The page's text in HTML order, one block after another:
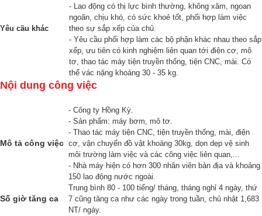
Yêu cầu khác
- Lao động có thị lực bình thường, không xăm, ngoan
ngoãn, chịu khó, có sức khoẻ tốt, phối hợp làm việc
theo sự sắp xếp của chủ.
- Yêu cầu phối hợp làm các bộ phận khác nhau theo sắp
xếp, ưu tiên có kinh nghiệm liên quan tới điện cơ, mô
tơ, thao tác máy tiện truyền thống, tiện CNC, mài. Có
thể vác nặng khoảng 30 - 35 kg.
Nội dung công việc
Mô tả công việc
- Công ty Hồng Kỳ.
- Sản phẩm: máy bơm, mô tơ.
- Thao tác máy tiện CNC, tiện truyền thống, mài, điện
cơ, vận chuyển đồ vật khoảng 30kg, dọn dẹp vệ sinh
môi trường làm việc và các công việc liên quan,...
- Nhà máy hiện có hơn 300 nhân viên bản địa và khoảng
150 lao động nước ngoài.
Số giờ tăng ca
Trung bình 80 - 100 tiếng/ tháng, tháng nghỉ 4 ngày, thứ
7 cũng tăng ca như các ngày trong tuần, chủ nhật 1,683
NT/ ngày.